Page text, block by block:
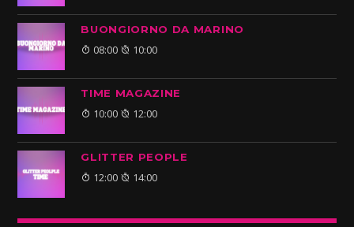
BUONGIORNO DA MARINO
08:00 10:00
TIME MAGAZINE
10:00 12:00
GLITTER PEOPLE
12:00 14:00